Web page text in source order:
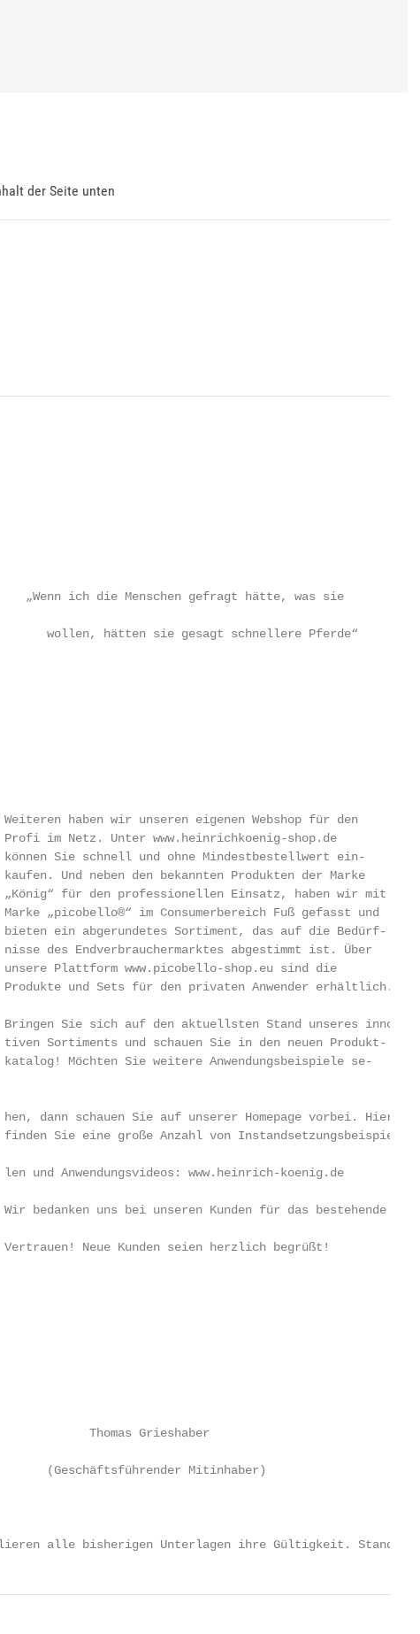
der Seite unten
ich die Menschen gefragt hätte, was sie
wollen, hätten sie gesagt schnellere Pferde“
Und die
haben wir unseren eigenen Webshop für den
im Netz. Unter www.heinrichkoenig-shop.de
Sie schnell und ohne Mindestbestellwert ein-
Und neben den bekannten Produkten der Marke
für den professionellen Einsatz, haben wir mit der
„picobello®“ im Consumerbereich Fuß gefasst und
ein abgerundetes Sortiment, das auf die Bedürf-
des Endverbrauchermarktes abgestimmt ist. Über
Plattform www.picobello-shop.eu sind die
und Sets für den privaten Anwender erhältlich.
Sie sich auf den aktuellsten Stand unseres innova-
Sortiments und schauen Sie in den neuen Produkt-
Möchten Sie weitere Anwendungsbeispiele se-
dann schauen Sie auf unserer Homepage vorbei. Hier
Sie eine große Anzahl von Instandsetzungsbeispie-
und Anwendungsvideos: www.heinrich-koenig.de
uns bei unseren Kunden für das bestehende
Neue Kunden seien herzlich begrüßt!
Thomas Grieshaber
(Geschäftsführender Mitinhaber)
alle bisherigen Unterlagen ihre Gültigkeit. Stand der